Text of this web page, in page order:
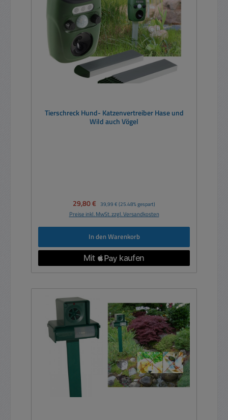
Tierschreck Hund- Katzenvertreiber Hase und
Wild auch Vögel
Verkaufspreis:
29,80 € Regulärer Preis:
39,99 € (25.48% gespart)
Preise inkl. MwSt. zzgl. Versandkosten
In den Warenkorb